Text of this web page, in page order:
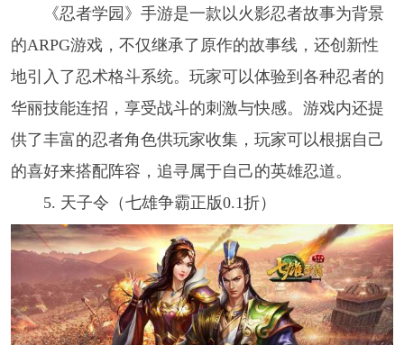
《忍者学园》手游是一款以火影忍者故事为背景
的ARPG游戏，不仅继承了原作的故事线，还创新性
地引入了忍术格斗系统。玩家可以体验到各种忍者的
华丽技能连招，享受战斗的刺激与快感。游戏内还提
供了丰富的忍者角色供玩家收集，玩家可以根据自己
的喜好来搭配阵容，追寻属于自己的英雄忍道。
5. 天子令（七雄争霸正版0.1折）